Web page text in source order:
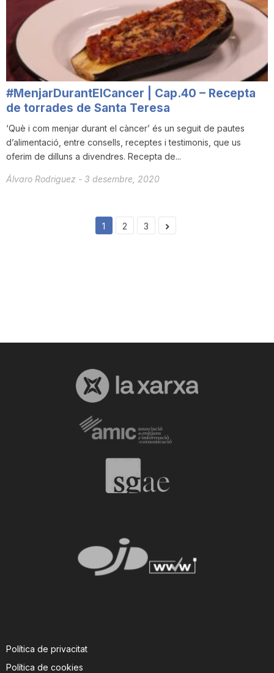
#MenjarDurantElCancer | Cap.40 – Recepta
de torrades de Santa Teresa
‘Què i com menjar durant el càncer’ és un seguit de pautes
d’alimentació, entre consells, receptes i testimonis, que us
oferim de dilluns a divendres. Recepta de...
Álvaro Rodriguez - 3 desembre, 2020
1 2 3
Política de privacitat
Política de cookies